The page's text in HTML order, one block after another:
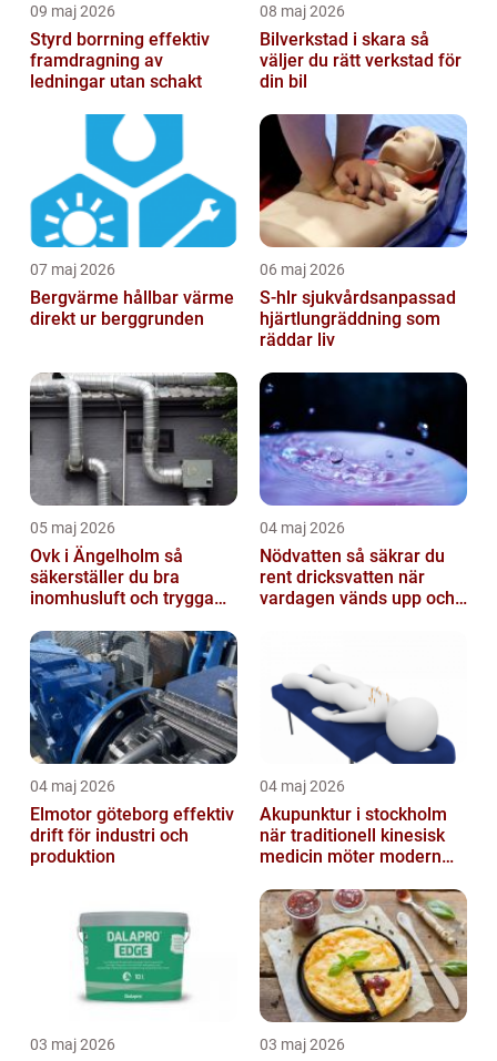
09 maj 2026
Styrd borrning effektiv
framdragning av
ledningar utan schakt
08 maj 2026
Bilverkstad i skara så
väljer du rätt verkstad för
din bil
07 maj 2026
Bergvärme hållbar värme
direkt ur berggrunden
06 maj 2026
S-hlr sjukvårdsanpassad
hjärtlungräddning som
räddar liv
05 maj 2026
Ovk i Ängelholm så
säkerställer du bra
inomhusluft och trygga
04 maj 2026
Nödvatten så säkrar du
rent dricksvatten när
vardagen vänds upp och
04 maj 2026
Elmotor göteborg effektiv
drift för industri och
produktion
04 maj 2026
Akupunktur i stockholm
när traditionell kinesisk
medicin möter modern
03 maj 2026 03 maj 2026